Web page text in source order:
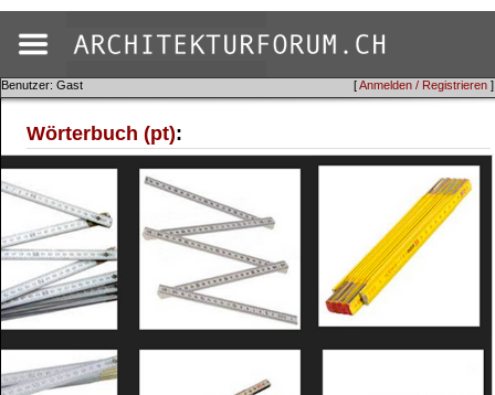
[Anmelden / Registrieren ]
Benutzer: Gast
Wörterbuch (pt):